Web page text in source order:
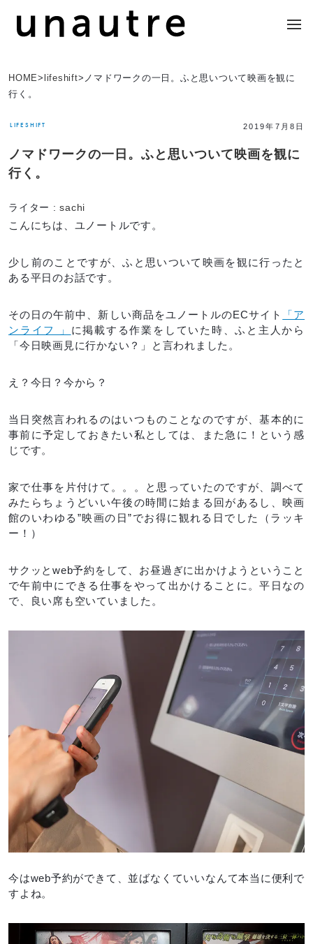
HOME> lifeshift> ノマドワークの一日。ふと思いついて映画を観に
行く。
LIFESHIFT 2019年7月8日
ノマドワークの一日。ふと思いついて映画を観に
行く。
ライター :sachi
こんにちは、ユノートルです。
少し前のことですが、ふと思いついて映画を観に行ったと
ある平日のお話です。
その日の午前中、新しい商品をユノートルのECサイト
「ア
ンライフ 」 に掲載する作業をしていた時、ふと主人から
「今日映画見に行かない？」と言われました。
え？今日？今から？
当日突然言われるのはいつものことなのですが、基本的に
事前に予定しておきたい私としては、また急に！という感
じです。
家で仕事を片付けて。。。と思っていたのですが、調べて
みたらちょうどいい午後の時間に始まる回があるし、映画
館のいわゆる”映画の日”でお得に観れる日でした（ラッキ
ー！）
サクッとweb予約をして、お昼過ぎに出かけようということ
で午前中にできる仕事をやって出かけることに。平日なの
で、良い席も空いていました。
今はweb予約ができて、並ばなくていいなんて本当に便利で
すよね。